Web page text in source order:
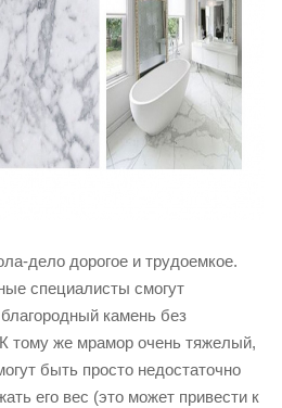
дело дорогое и трудоемкое.
специалисты смогут
камень без
тому же мрамор очень тяжелый,
быть просто недостаточно
его вес (это может привести к